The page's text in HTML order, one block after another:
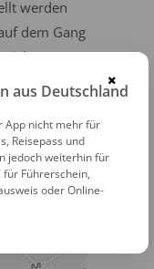
werden
dem Gang
Die
Markt mit
×
aus Deutschland
App nicht mehr für
Reisepass und
jedoch weiterhin für
Führerschein,
oder Online-